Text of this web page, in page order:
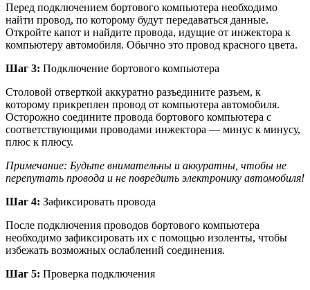
Перед подключением бортового компьютера необходимо
найти провод, по которому будут передаваться данные.
Откройте капот и найдите провода, идущие от инжектора к
компьютеру автомобиля. Обычно это провод красного цвета.
Шаг 3: Подключение бортового компьютера
Столовой отверткой аккуратно разъедините разъем, к
которому прикреплен провод от компьютера автомобиля.
Осторожно соедините провода бортового компьютера с
соответствующими проводами инжектора — минус к минусу,
плюс к плюсу.
Примечание: Будьте внимательны и аккуратны, чтобы не
перепутать провода и не повредить электронику автомобиля!
Шаг 4: Зафиксировать провода
После подключения проводов бортового компьютера
необходимо зафиксировать их с помощью изоленты, чтобы
избежать возможных ослаблений соединения.
Шаг 5: Проверка подключения